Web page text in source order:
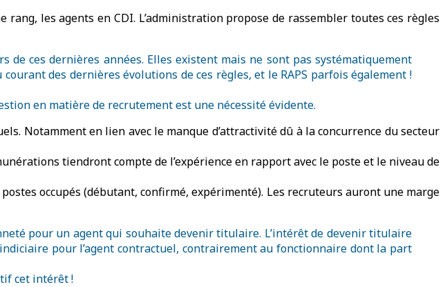
les agents en CDI. L’administration propose de rassembler toutes ces règles
de ces dernières années. Elles existent mais ne sont pas systématiquement
des dernières évolutions de ces règles, et le RAPS parfois également !
en matière de recrutement est une nécessité évidente.
Notamment en lien avec le manque d’attractivité dû à la concurrence du secteur
tiendront compte de l’expérience en rapport avec le poste et le niveau de
occupés (débutant, confirmé, expérimenté). Les recruteurs auront une marge
pour un agent qui souhaite devenir titulaire. L’intérêt de devenir titulaire
pour l’agent contractuel, contrairement au fonctionnaire dont la part
cet intérêt !